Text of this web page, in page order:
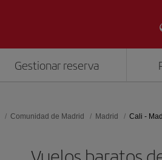
Gestionar reserva
Comunidad de Madrid Madrid Cali -